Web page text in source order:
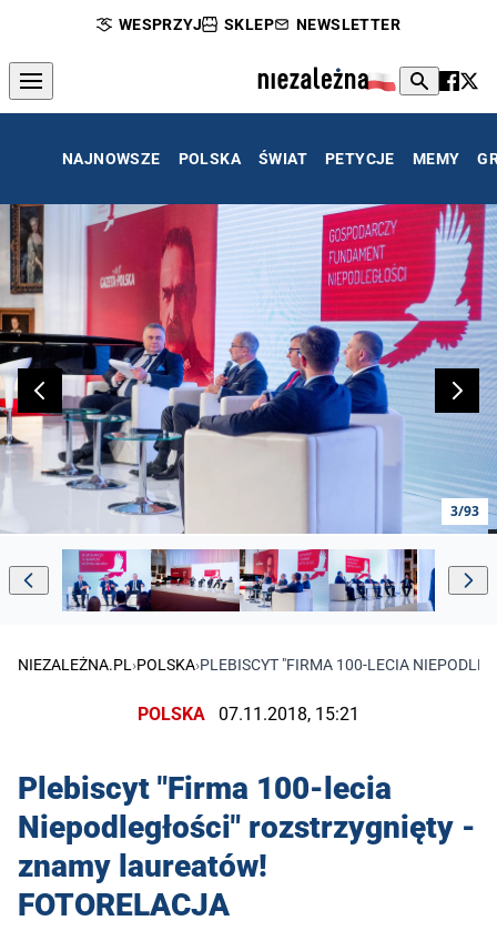
WESPRZYJ SKLEP NEWSLETTER
NAJNOWSZE POLSKA ŚWIAT PETYCJE MEMY
3/93
NIEZALEŻNA.PL ›POLSKA›PLEBISCYT "FIRMA 100-LECIA
POLSKA 07.11.2018, 15:21
Plebiscyt "Firma 100-lecia
Niepodległości" rozstrzygnięty -
znamy laureatów!
FOTORELACJA